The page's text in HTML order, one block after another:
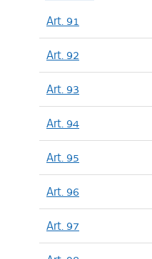
Art. 91
Art. 92
Art. 93
Art. 94
Art. 95
Art. 96
Art. 97